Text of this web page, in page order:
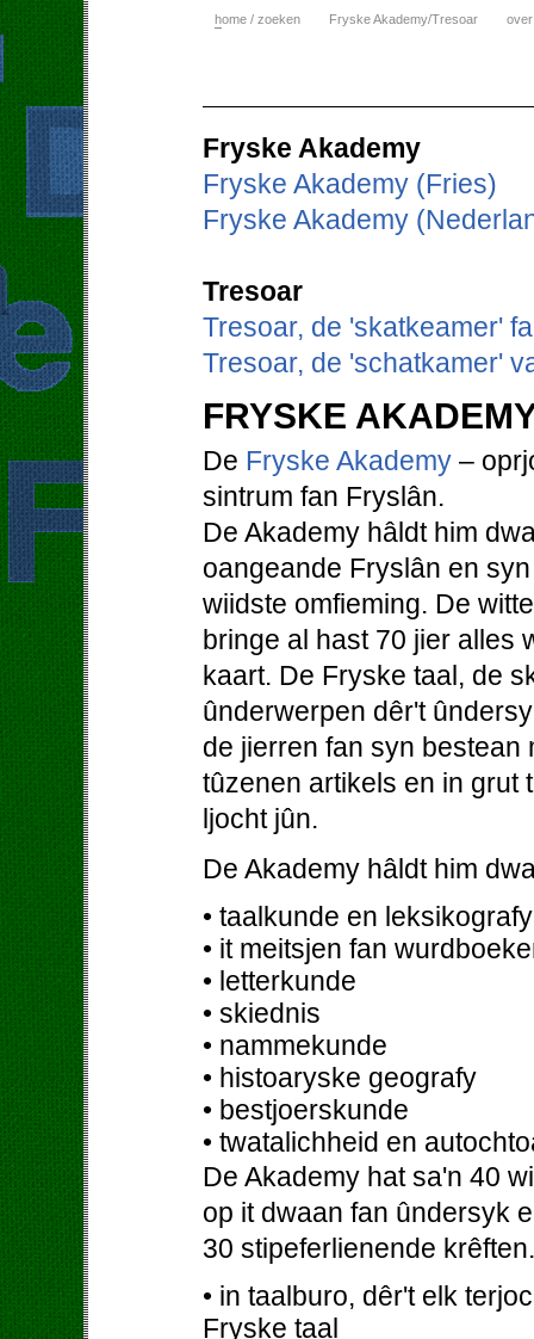
home / zoeken Fryske Akademy/Tresoar
Fryske Akademy
Fryske Akademy (Fries)
Fryske Akademy
Tresoar
Tresoar, de 'skatkeamer'
Tresoar, de 'schatkamer'
FRYSKE
De Fryske Akademy –
sintrum fan Fryslân.
De Akademy hâldt him
oangeande Fryslân en
wiidste omfieming. De
bringe al hast 70 jier alles
kaart. De Fryske taal, de
ûnderwerpen dêr't
de jierren fan syn
tûzenen artikels en in grut
ljocht jûn.
De Akademy hâldt him
• taalkunde en leksikografy
• it meitsjen fan
• letterkunde
• skiednis
• nammekunde
• histoaryske geografy
• bestjoerskunde
• twatalichheid en
De Akademy hat sa'n 40
op it dwaan fan ûndersyk
30 stipeferlienende
• in taalburo, dêr't elk
Fryske taal